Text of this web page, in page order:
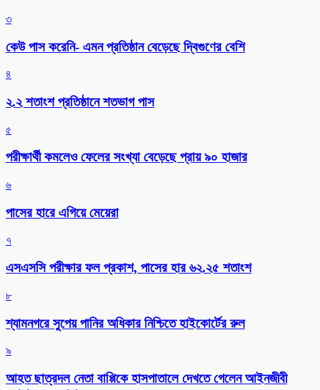
৩
কেউ পাস করেনি- এমন প্রতিষ্ঠান বেড়েছে দ্বিগুণের বেশি
৪
২.২ শতাংশ প্রতিষ্ঠানে শতভাগ পাস
৫
পরীক্ষার্থী কমলেও ফেলের সংখ্যা বেড়েছে প্রায় ৯০ হাজার
৬
পাসের হারে এগিয়ে মেয়েরা
৭
এসএসসি পরীক্ষার ফল প্রকাশ, পাসের হার ৬২.২৫ শতাংশ
৮
শ্যামনগরে সুপেয় পানির অধিকার নিশ্চিতে হাইকোর্টের রুল
৯
আহত ছাত্রদল নেতা বাপ্পিকে হাসপাতালে দেখতে গেলেন আইনজীবী